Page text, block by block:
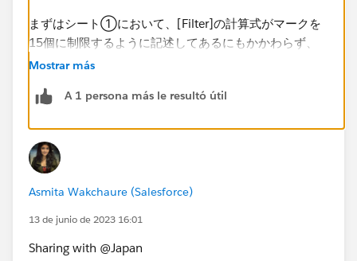
テーブルにIDといった連番を付与しました​
この課題として、各グラフの同期です。
​グラフ​の種類２つ クロス集計とシートが５つあり全て
同期してページ遷移したく思います。
作成したVIZ添付いたしました。
ご教示いただければと思います何卒よろしくお願い申し
上げます。
まずはシート①において、[Filter]の計算式がマークを
15個に制限するように記述してあるにもかかわらず、
国Aの20Aから国Eの22Aまでの23個のデータが表示さ
の20Aから国Cの22Aまでの13個しか表示されていませ
ん。これは2つのマークが非表示になっているためで
す。非表示はその言葉の通り「見えなくしているだけ」
ですので、インデックスの計算に含まれます。
たり場合によっては不可能だったりします。データに合
Mostrar más
A 1 persona más le resultó útil
Asmita Wakchaure (Salesforce)
13 de junio de 2023 16:01
Sharing with @Japan​